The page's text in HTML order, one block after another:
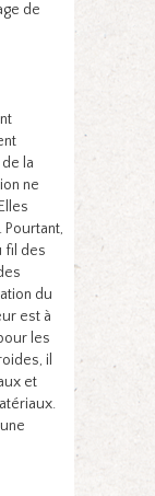
de
la
ne
fil des
du
est à
les
il
et